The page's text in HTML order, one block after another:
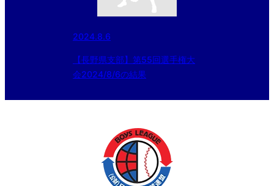
2024.8.6
【長野県支部】第55回選手権大
会2024/8/6の結果